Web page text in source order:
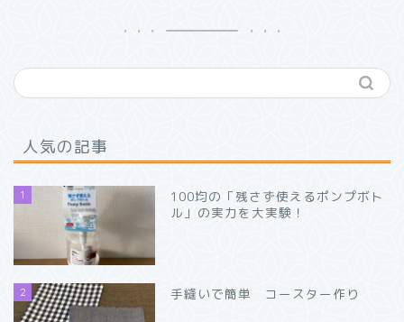
人気の記事
1
100均の「残さず使えるポンプボト
ル」の実力を大実験！
2 手縫いで簡単 コースター作り